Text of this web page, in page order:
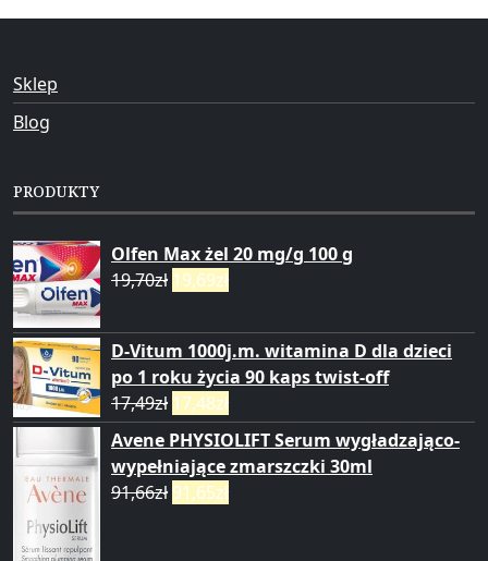
Sklep
Blog
PRODUKTY
Olfen Max żel 20 mg/g 100 g
19,70zł 19,69zł
D-Vitum 1000j.m. witamina D dla dzieci
po 1 roku życia 90 kaps twist-off
17,49zł 17,48zł
Avene PHYSIOLIFT Serum wygładzająco-
wypełniające zmarszczki 30ml
91,66zł 91,65zł